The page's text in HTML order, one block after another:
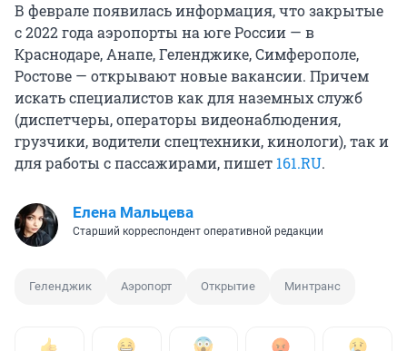
В феврале появилась информация, что закрытые
с 2022 года аэропорты на юге России — в
Краснодаре, Анапе, Геленджике, Симферополе,
Ростове — открывают новые вакансии. Причем
искать специалистов как для наземных служб
(диспетчеры, операторы видеонаблюдения,
грузчики, водители спецтехники, кинологи), так и
для работы с пассажирами, пишет 161.RU.
Елена Мальцева
Старший корреспондент оперативной редакции
Геленджик Аэропорт Открытие Минтранс